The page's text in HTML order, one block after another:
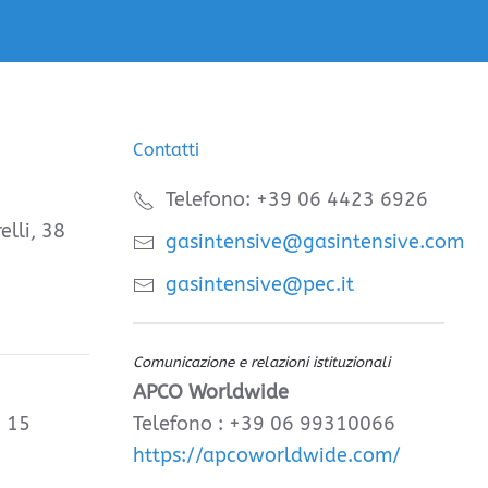
38
15
Contatti
Telefono: +39 06 4423 6926
gasintensive@gasintensive.com
gasintensive@pec.it
Comunicazione e relazioni istituzionali
APCO Worldwide
Telefono : +39 06 99310066
https://apcoworldwide.com/